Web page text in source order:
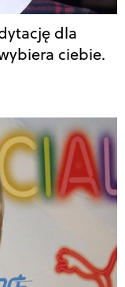
dla
ciebie.